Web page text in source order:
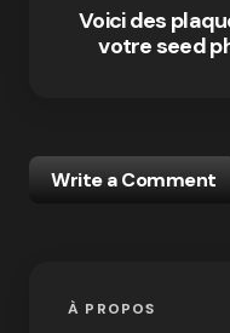
Voici des
votre seed
Write a Comment
À PROPOS